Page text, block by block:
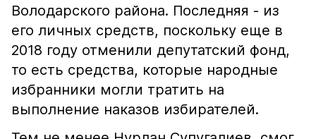
Володарского района. Последняя - из
его личных средств, поскольку еще в
2018 году отменили депутатский фонд,
то есть средства, которые народные
избранники могли тратить на
выполнение наказов избирателей.